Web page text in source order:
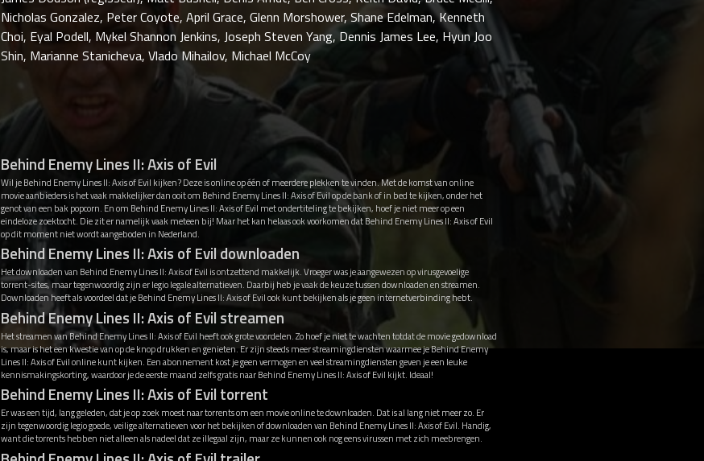
Nicholas Gonzalez, Peter Coyote, April Grace, Glenn Morshower, Shane Edelman, Kenneth
Choi, Eyal Podell, Mykel Shannon Jenkins, Joseph Steven Yang, Dennis James Lee, Hyun Joo
Shin, Marianne Stanicheva, Vlado Mihailov, Michael McCoy
Behind Enemy Lines II: Axis of Evil
Wil je Behind Enemy Lines II: Axis of Evil kijken? Deze is online op één of meerdere plekken te vinden. Met de komst van online
movie aanbieders is het vaak makkelijker dan ooit om Behind Enemy Lines II: Axis of Evil op de bank of in bed te kijken, onder het
genot van een bak popcorn. En om Behind Enemy Lines II: Axis of Evil met ondertiteling te bekijken, hoef je niet meer op een
eindeloze zoektocht. Die zit er namelijk vaak meteen bij! Maar het kan helaas ook voorkomen dat Behind Enemy Lines II: Axis of Evil
op dit moment niet wordt aangeboden in Nederland.
Behind Enemy Lines II: Axis of Evil downloaden
Het downloaden van Behind Enemy Lines II: Axis of Evil is ontzettend makkelijk. Vroeger was je aangewezen op virusgevoelige
torrent-sites, maar tegenwoordig zijn er legio legale alternatieven. Daarbij heb je vaak de keuze tussen downloaden en streamen.
Downloaden heeft als voordeel dat je Behind Enemy Lines II: Axis of Evil ook kunt bekijken als je geen internetverbinding hebt.
Behind Enemy Lines II: Axis of Evil streamen
Het streamen van Behind Enemy Lines II: Axis of Evil heeft ook grote voordelen. Zo hoef je niet te wachten totdat de movie gedownload
is, maar is het een kwestie van op de knop drukken en genieten. Er zijn steeds meer streamingdiensten waarmee je Behind Enemy
Lines II: Axis of Evil online kunt kijken. Een abonnement kost je geen vermogen en veel streamingdiensten geven je een leuke
kennismakingskorting, waardoor je de eerste maand zelfs gratis naar Behind Enemy Lines II: Axis of Evil kijkt. Ideaal!
Behind Enemy Lines II: Axis of Evil torrent
Er was een tijd, lang geleden, dat je op zoek moest naar torrents om een movie online te downloaden. Dat is al lang niet meer zo. Er
zijn tegenwoordig legio goede, veilige alternatieven voor het bekijken of downloaden van Behind Enemy Lines II: Axis of Evil. Handig,
want die torrents hebben niet alleen als nadeel dat ze illegaal zijn, maar ze kunnen ook nog eens virussen met zich meebrengen.